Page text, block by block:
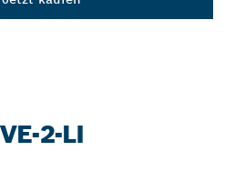
2-LI